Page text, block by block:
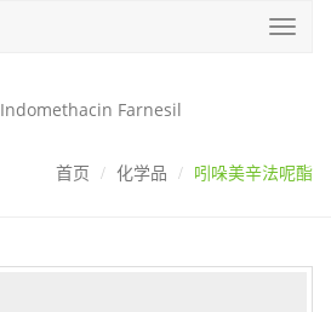
Indomethacin Farnesil
首页 化学品 吲哚美辛法呢酯